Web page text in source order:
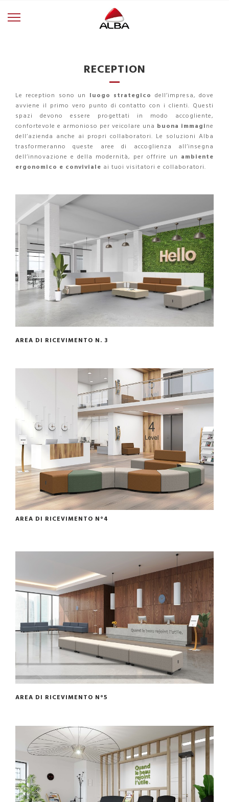
RECEPTION
Le reception sono un luogo strategico dell’impresa, dove
avviene il primo vero punto di contatto con i clienti. Questi
spazi devono essere progettati in modo accogliente,
confortevole e armonioso per veicolare una buona immagine
dell’azienda anche ai propri collaboratori. Le soluzioni Alba
trasformeranno queste aree di accoglienza all’insegna
dell’innovazione e della modernità, per offrire un ambiente
ergonomico e conviviale ai tuoi visitatori e collaboratori.
AREA DI RICEVIMENTO N. 3
AREA DI RICEVIMENTO N°4
AREA DI RICEVIMENTO N°5